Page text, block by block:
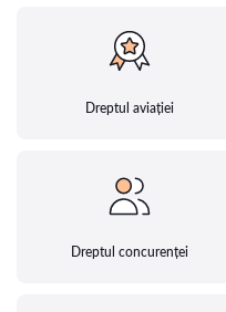
Dreptul aviației
Dreptul concurenței